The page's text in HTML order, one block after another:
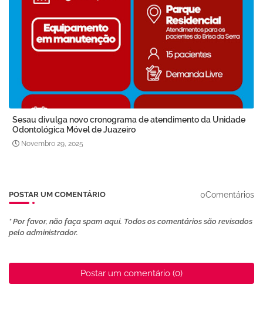
Sesau divulga novo cronograma de atendimento da Unidade
Odontológica Móvel de Juazeiro
Novembro 29, 2025
POSTAR UM COMENTÁRIO 0Comentários
* Por favor, não faça spam aqui. Todos os comentários são revisados ​​
pelo administrador.
Postar um comentário (0)